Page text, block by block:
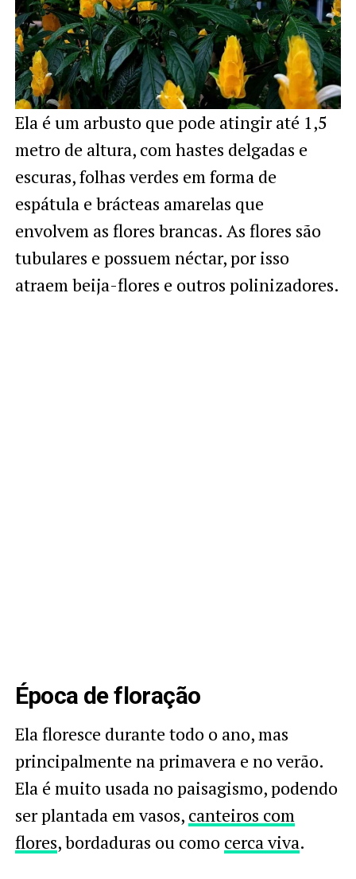
Ela é um arbusto que pode atingir até 1,5
metro de altura, com hastes delgadas e
escuras, folhas verdes em forma de
espátula e brácteas amarelas que
envolvem as flores brancas. As flores são
tubulares e possuem néctar, por isso
atraem beija-flores e outros polinizadores.
Época de floração
Ela floresce durante todo o ano, mas
principalmente na primavera e no verão.
Ela é muito usada no paisagismo, podendo
ser plantada em vasos, canteiros com
flores, bordaduras ou como cerca viva.